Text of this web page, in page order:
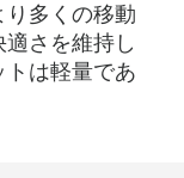
多くの移動
さを維持し
は軽量であ